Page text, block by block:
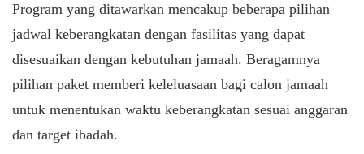
Program yang ditawarkan mencakup beberapa pilihan
jadwal keberangkatan dengan fasilitas yang dapat
disesuaikan dengan kebutuhan jamaah. Beragamnya
pilihan paket memberi keleluasaan bagi calon jamaah
untuk menentukan waktu keberangkatan sesuai anggaran
dan target ibadah.